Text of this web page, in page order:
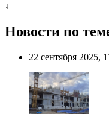
↓
Новости по
22 сентября 2025,